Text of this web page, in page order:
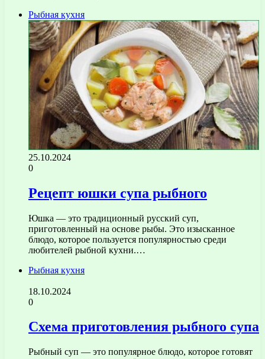
Рыбная кухня
25.10.2024
0
Рецепт юшки супа рыбного
Юшка — это традиционный русский суп,
приготовленный на основе рыбы. Это изысканное
блюдо, которое пользуется популярностью среди
любителей рыбной кухни.…
Рыбная кухня
18.10.2024
0
Схема приготовления рыбного супа
Рыбный суп — это популярное блюдо, которое готовят